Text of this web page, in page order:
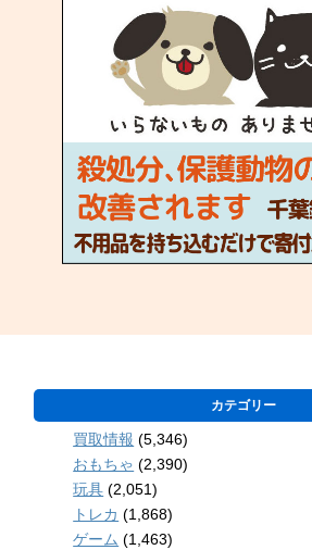
カテゴリー
買取情報 (5,346)
おもちゃ (2,390)
玩具 (2,051)
トレカ (1,868)
ゲーム (1,463)